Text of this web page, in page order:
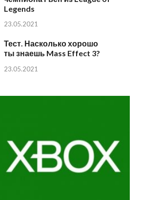
Legends
23.05.2021
Тест. Насколько хорошо
ты знаешь Mass Effect 3?
23.05.2021